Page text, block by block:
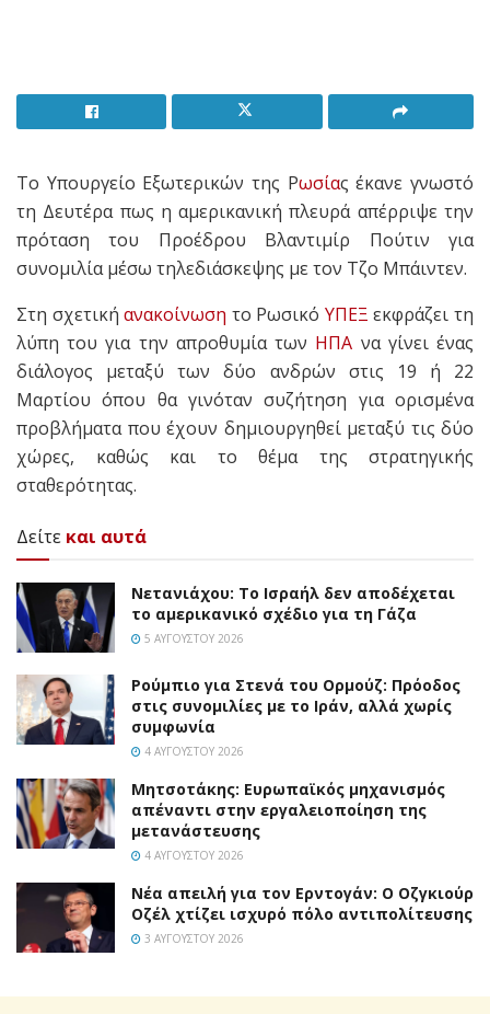
Το Υπουργείο Εξωτερικών της Ρωσίας έκανε γνωστό
τη Δευτέρα πως η αμερικανική πλευρά απέρριψε την
πρόταση του Προέδρου Βλαντιμίρ Πούτιν για
συνομιλία μέσω τηλεδιάσκεψης με τον Τζο Μπάιντεν.
Στη σχετικήανακοίνωση το Ρωσικό ΥΠΕΞ εκφράζει τη
λύπη του για την απροθυμία των ΗΠΑ να γίνει ένας
διάλογος μεταξύ των δύο ανδρών στις 19 ή 22
Μαρτίου όπου θα γινόταν συζήτηση για ορισμένα
προβλήματα που έχουν δημιουργηθεί μεταξύ τις δύο
χώρες, καθώς και το θέμα της στρατηγικής
σταθερότητας.
Δείτε και αυτά
Νετανιάχου: Το Ισραήλ δεν αποδέχεται
το αμερικανικό σχέδιο για τη Γάζα
5 ΑΥΓΟΎΣΤΟΥ 2026
Ρούμπιο για Στενά του Ορμούζ: Πρόοδος
στις συνομιλίες με το Ιράν, αλλά χωρίς
συμφωνία
4 ΑΥΓΟΎΣΤΟΥ 2026
Μητσοτάκης: Ευρωπαϊκός μηχανισμός
απέναντι στην εργαλειοποίηση της
μετανάστευσης
4 ΑΥΓΟΎΣΤΟΥ 2026
Νέα απειλή για τον Ερντογάν: Ο Οζγκιούρ
Οζέλ χτίζει ισχυρό πόλο αντιπολίτευσης
3 ΑΥΓΟΎΣΤΟΥ 2026